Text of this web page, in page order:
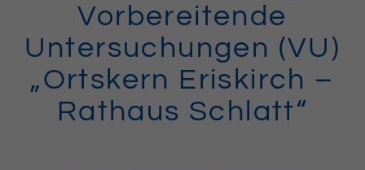
Vorbereitende
Untersuchungen (VU)
„Ortskern Eriskirch –
Rathaus Schlatt“